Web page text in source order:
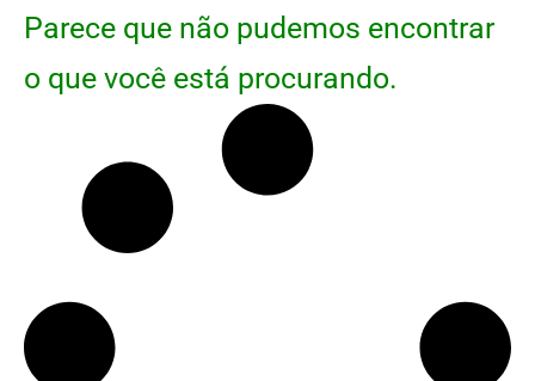
Parece que não pudemos encontrar
o que você está procurando.